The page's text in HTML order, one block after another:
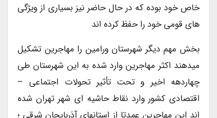
خاص خود بوده که در حال حاضر نیز بسیاری از ویژگی
های قومی خود را حفظ کرده اند
بخش مهم دیگر شهرستان ورامین را مهاجرین تشکیل
میدهند اکثر مهاجرین وارد شده به این شهرستان طی
چهاردهه اخیر و تحت تأثیر تحولات اجتماعی –
اقتصادی کشور وارد نقاط حاشیه ای شهر تهران شده
اند این مهاجرین عمدتا از استانهای آذربایجان شرقی ؛